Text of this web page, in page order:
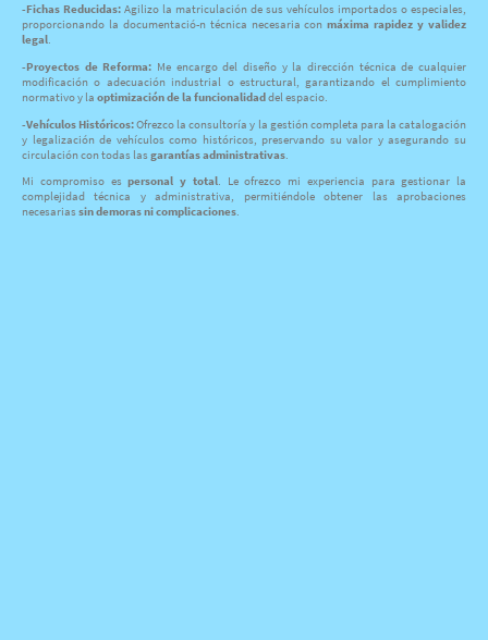
-Fichas Reducidas: Agilizo la matriculación de sus vehículos importados o especiales,
proporcionando la documentació-n técnica necesaria conmáxima rapidez y validez
legal.
-Proyectos de Reforma: Me encargo del diseño y la dirección técnica de cualquier
modificación o adecuación industrial o estructural, garantizando el cumplimiento
normativo y la optimización de la funcionalidaddel espacio.
-Vehículos Históricos:Ofrezco la consultoría y la gestión completa para la catalogación
y legalización de vehículos como históricos, preservando su valor y asegurando su
circulación con todas lasgarantías administrativas
Mi compromiso espersonal y total. Le ofrezco mi experiencia para gestionar la
complejidad técnica y administrativa, permitiéndole obtener las aprobaciones
necesariassin demoras ni complicaciones.